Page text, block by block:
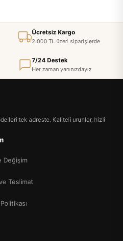
Ücretsiz Kargo
2.000 TL üzeri siparişlerde
7/24 Destek
Her zaman yanınızdayız
tek adreste. Kaliteli urunler, hizli
Değişim
Teslimat